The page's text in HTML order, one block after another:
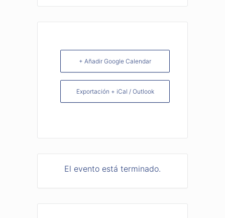
+ Añadir Google Calendar
Exportación + iCal / Outlook
El evento está terminado.